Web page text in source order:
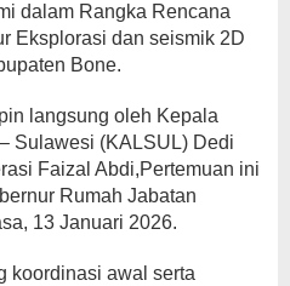
dalam Rangka Rencana
Eksplorasi dan seismik 2D
Bone.
langsung oleh Kepala
Sulawesi (KALSUL) Dedi
Faizal Abdi,Pertemuan ini
Rumah Jabatan
13 Januari 2026.
koordinasi awal serta